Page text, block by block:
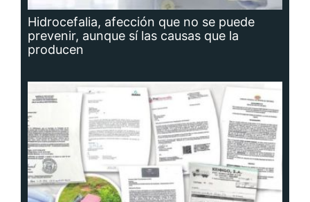
Hidrocefalia, afección que no se puede
prevenir, aunque sí las causas que la
producen